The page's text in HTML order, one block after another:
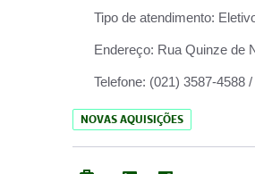
Tipo de atendimento:
Endereço: Rua Quinze de
Telefone: (021) 3587-4588
NOVAS AQUISIÇÕES